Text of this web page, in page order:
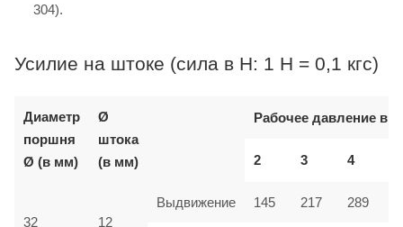
304).
Усилие на штоке (сила в Н: 1 Н = 0,1 кгс)
Диаметр
поршня
Ø (в мм)
Ø
штока
(в мм)
Рабочее давление в
2 3 4
32 12
Выдвижение 145 217 289